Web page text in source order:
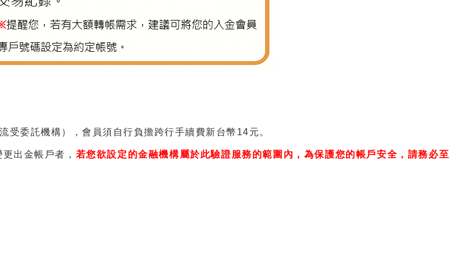
受委託機構），會員須自行負擔跨行手續費新台幣14元。
出金帳戶者， 若您欲設定的金融機構屬於此驗證服務的範圍內，為保護您的帳戶安全，請務必至